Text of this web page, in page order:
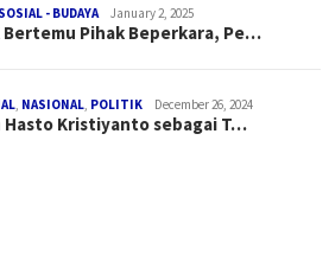
SOSIAL - BUDAYA January 2, 2025
Bertemu Pihak Beperkara, Pe…
NASIONAL POLITIK December 26, 2024
Hasto Kristiyanto sebagai T…